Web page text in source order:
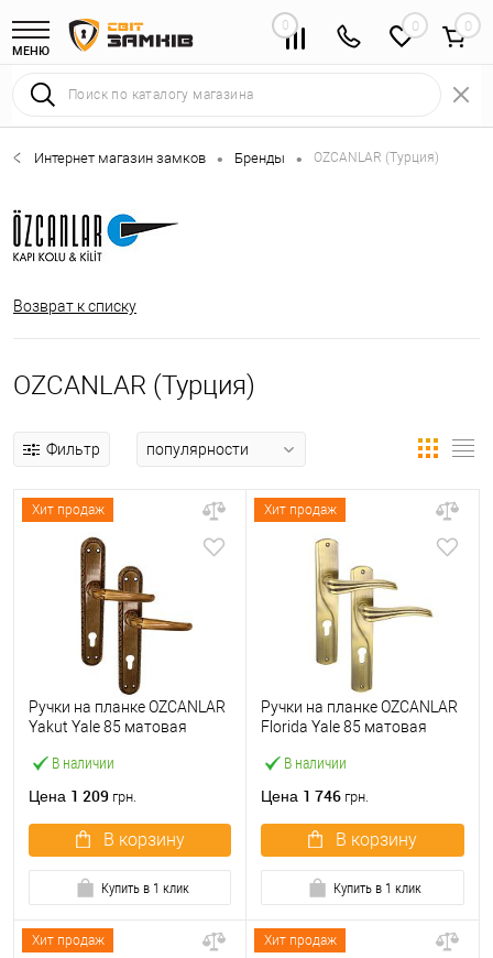
МЕНЮ
0 0
Интернет магазин замков • Бренды • OZCANLAR (Турция)
Возврат к списку
OZCANLAR (Турция)
Фильтр
Хит продаж
В наличии
Ручки на планке OZCANLAR
Yakut Yale 85 матовая
Цена 1 209 грн.
В корзину
Купить в 1 клик
Хит продаж
В наличии
Ручки на планке OZCANLAR
Florida Yale 85 матовая
Цена 1 746 грн.
В корзину
Купить в 1 клик
Хит продаж Хит продаж